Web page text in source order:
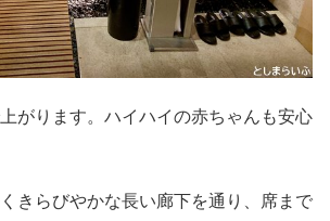
がります。ハイハイの赤ちゃんも安心
きらびやかな長い廊下を通り、席まで